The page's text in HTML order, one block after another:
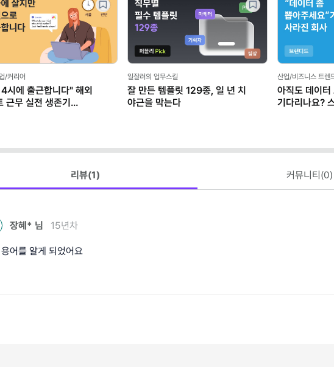
/커리어
시에 출근합니다" 해외
근무 실전 생존기
일잘러의 업무스킬
잘 만든 템플릿 129종, 일 년 치
야근을 막는다
산업/비즈니스 트렌
아직도 데이터
기다리나요?
리뷰(1) 커뮤니티(0)
장혜* 님 15년차
어를 알게 되었어요